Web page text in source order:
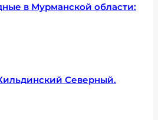
в Мурманской области:
Северный.